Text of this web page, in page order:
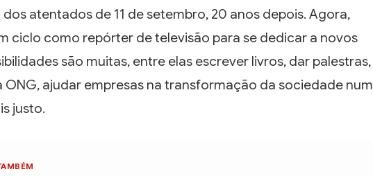
atentados de 11 de setembro, 20 anos depois. Agora,
ciclo como repórter de televisão para se dedicar a novos
são muitas, entre elas escrever livros, dar palestras,
ONG, ajudar empresas na transformação da sociedade num
justo.